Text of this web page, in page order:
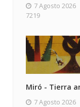
7 Agosto 2026
7219
Miró - Tierra
7 Agosto 2026